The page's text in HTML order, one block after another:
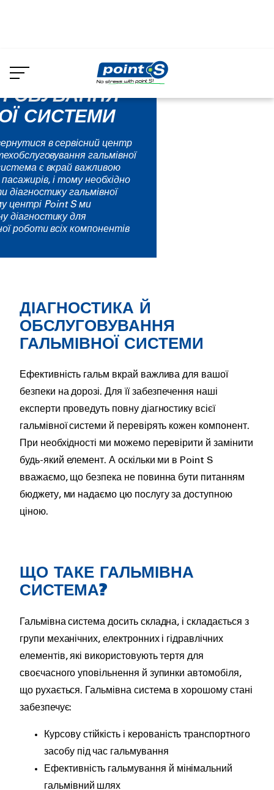
to
main
СИСТЕМИ
в сервісний центр
гальмівної
є вкрай важливою
і тому необхідно
діагностику гальмівної
центрі Point S ми
діагностику для
роботи всіх компонентів
Rich
text
ДІАГНОСТИКА Й
ОБСЛУГОВУВАННЯ
ГАЛЬМІВНОЇ СИСТЕМИ
Ефективність гальм вкрай важлива для вашої
безпеки на дорозі. Для її забезпечення наші
експерти проведуть повну діагностику всієї
гальмівної системи й перевірять кожен компонент.
При необхідності ми можемо перевірити й замінити
будь-який елемент. А оскільки ми в Point S
вважаємо, що безпека не повинна бути питанням
бюджету, ми надаємо цю послугу за доступною
ціною.
ЩО ТАКЕ ГАЛЬМІВНА
СИСТЕМА?
Гальмівна система досить складна, і складається з
групи механічних, електронних і гідравлічних
елементів, які використовують тертя для
своєчасного уповільнення й зупинки автомобіля,
що рухається. Гальмівна система в хорошому стані
забезпечує:
Курсову стійкість і керованість транспортного
засобу під час гальмування
Ефективність гальмування й мінімальний
гальмівний шлях